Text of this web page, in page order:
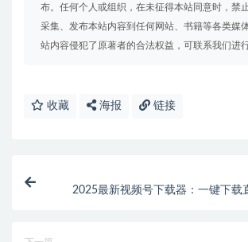
布。任何个人或组织，在未征得本站同意时，禁
采集、发布本站内容到任何网站、书籍等各类媒
站内容侵犯了原著者的合法权益，可联系我们进
收藏 海报 链接
2025最新视频号下载器：一键下载